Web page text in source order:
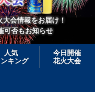
会情報をお届け！
可否もお知らせ
人気
キング
今日開催
花火大会